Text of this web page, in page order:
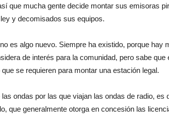
que mucha gente decide montar sus emisoras
y decomisados sus equipos.
es algo nuevo. Siempre ha existido, porque hay
de interés para la comunidad, pero sabe
se requieren para montar una estación legal.
ondas por las que viajan las ondas de radio, es
que generalmente otorga en concesión las